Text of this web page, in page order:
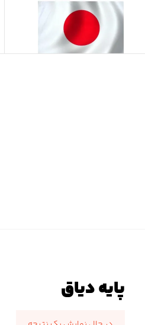
پایه دیاق